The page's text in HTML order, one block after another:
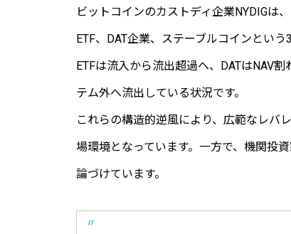
ビットコインのカストディ企業NYDIGは
ETF、DAT企業、ステーブルコインとい
ETFは流入から流出超過へ、DATはNAV
テム外へ流出している状況です。
これらの構造的逆風により、広範なレバ
場環境となっています。一方で、機関投
論づけています。